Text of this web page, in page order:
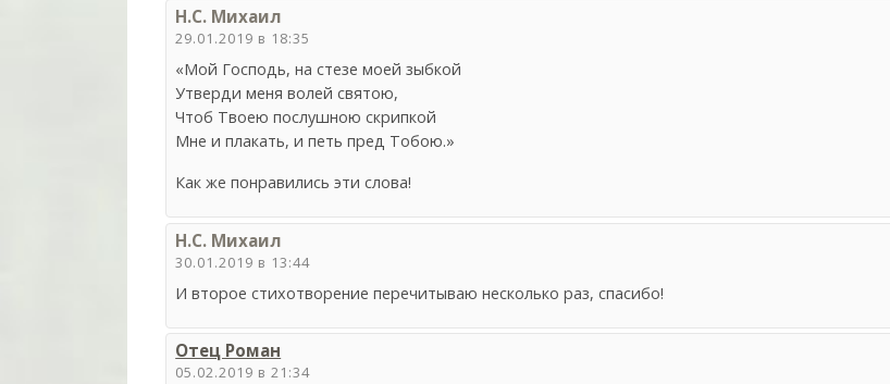
Н.С. Михаил
29.01.2019 в 18:35
«Мой Господь, на стезе моей зыбкой
Утверди меня волей святою,
Чтоб Твоею послушною скрипкой
Мне и плакать, и петь пред Тобою.»
Как же понравились эти слова!
Н.С. Михаил
30.01.2019 в 13:44
И второе стихотворение перечитываю несколько раз, спасибо!
Отец Роман
05.02.2019 в 21:34